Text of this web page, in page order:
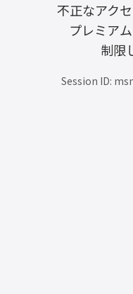
不正なアク
プレミア
制限
Session ID: